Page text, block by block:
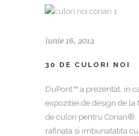
iunie 16, 2012
30 DE CULORI NOI
DuPont™ a prezentat, in
expozitiei de design de la
de culori pentru Corian®.
rafinata si imbunatatita